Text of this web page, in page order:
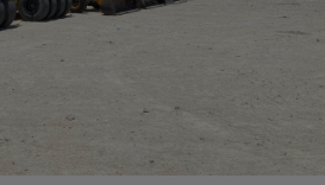
zadanie chronić BMW M 1000 RR w
poprowadziła zespół do